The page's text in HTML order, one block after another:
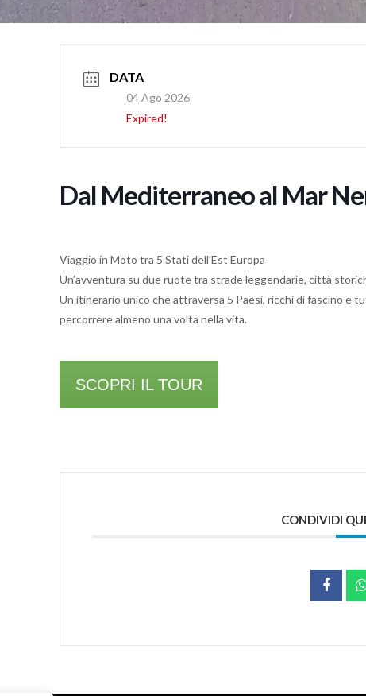
DATA
04 Ago 2026
Expired!
Dal Mediterraneo al Mar
Viaggio in Moto tra 5 Stati dell’Est Europa
Un’avventura su due ruote tra strade leggendarie, città
Un itinerario unico che attraversa 5 Paesi, ricchi di fascino e
percorrere almeno una volta nella vita.
SCOPRI IL TOUR
CONDIVIDI